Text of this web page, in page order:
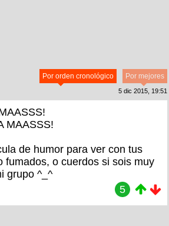
Por mejores
Por orden cronológico
5 dic 2015, 19:51
MAASSS!
de humor para ver con tus
fumados, o cuerdos si sois muy
grupo ^_^
5